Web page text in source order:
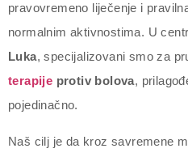
pravovremeno liječenje i
normalnim aktivnostima. U
Luka, specijalizovani smo za
terapije protiv bolova,
pojedinačno.
Naš cilj je da kroz savremene